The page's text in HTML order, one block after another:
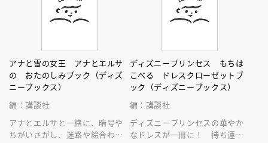
アナと雪の女王 アナとエルサ
の おたのしみブック（ディズ
ニーブックス）
編：講談社
アナとエルサと一緒に、暗号や
ちがいさがし、迷路や絵合わせ
ディズニープリンセス もちは
こべる ドレスクローゼットブ
ック（ディズニーブックス）
編：講談社
ディズニープリンセスの華やか
なドレスが一冊に！ 持ち運び